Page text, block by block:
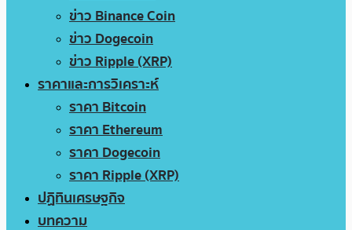
ข่าว Binance Coin
ข่าว Dogecoin
ข่าว Ripple (XRP)
ราคาและการวิเคราะห์
ราคา Bitcoin
ราคา Ethereum
ราคา Dogecoin
ราคา Ripple (XRP)
ปฏิทินเศรษฐกิจ
บทความ